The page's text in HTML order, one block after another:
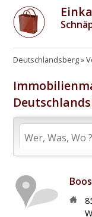
Deutschlandsberg